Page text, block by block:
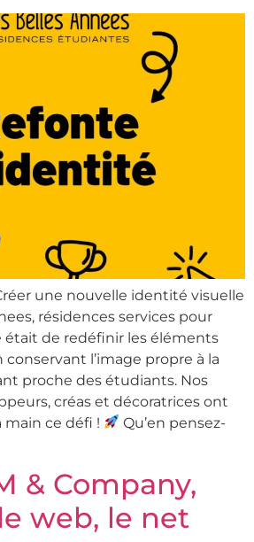
une nouvelle identité visuelle
résidences services pour
était de redéfinir les éléments
l’image propre à la
proche des étudiants. Nos
créas et décoratrices ont
ce défi !
Qu’en pensez-
& Company,
web, le net